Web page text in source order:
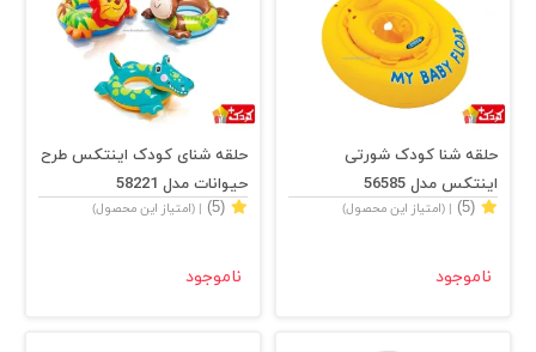
حلقه شنا کودک شورتی
اینتکس مدل 56585
(5)
| (امتیاز این محصول)
ناموجود
حلقه شنای کودک اینتکس طرح
حیوانات مدل 58221
(5)
| (امتیاز این محصول)
ناموجود